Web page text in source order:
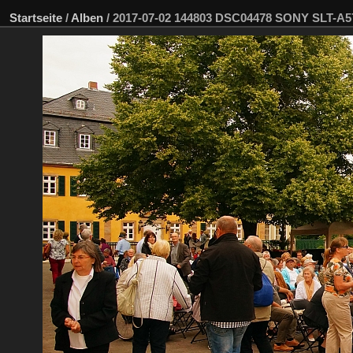
Startseite / Alben / 2017-07-02 144803 DSC04478 SONY SLT-